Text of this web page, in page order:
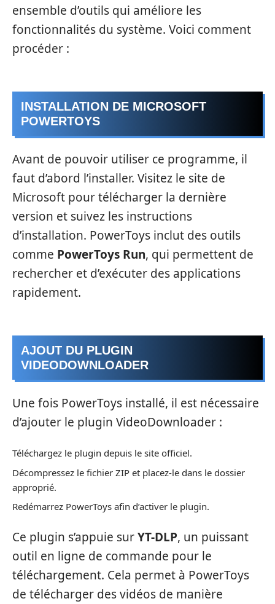
ensemble d’outils qui améliore les
fonctionnalités du système. Voici comment
procéder :
INSTALLATION DE MICROSOFT
POWERTOYS
Avant de pouvoir utiliser ce programme, il
faut d’abord l’installer. Visitez le site de
Microsoft pour télécharger la dernière
version et suivez les instructions
d’installation. PowerToys inclut des outils
comme PowerToys Run, qui permettent de
rechercher et d’exécuter des applications
rapidement.
AJOUT DU PLUGIN
VIDEODOWNLOADER
Une fois PowerToys installé, il est nécessaire
d’ajouter le plugin VideoDownloader :
Téléchargez le plugin depuis le site officiel.
Décompressez le fichier ZIP et placez-le dans le dossier
approprié.
Redémarrez PowerToys afin d’activer le plugin.
Ce plugin s’appuie surYT-DLP, un puissant
outil en ligne de commande pour le
téléchargement. Cela permet à PowerToys
de télécharger des vidéos de manière